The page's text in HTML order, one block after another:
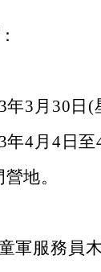
3月30日(
年4月4日
地。
軍服務員